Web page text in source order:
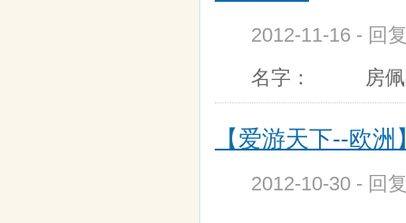
2012-11-16 - 回
名字： 房佩
【爱游天下--欧
2012-10-30 - 回